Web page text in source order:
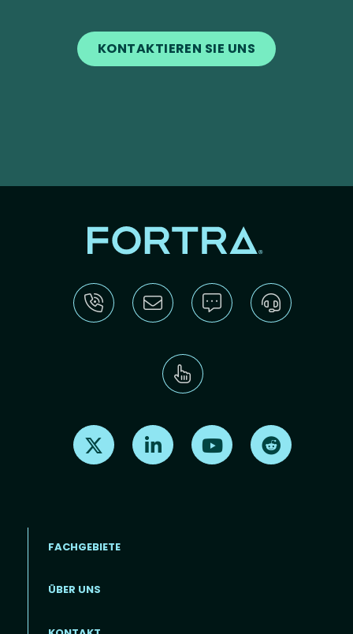
KONTAKTIEREN SIE UNS
Find us on X Find us on LinkedInFind us on Youtube
FACHGEBIETE
ÜBER UNS